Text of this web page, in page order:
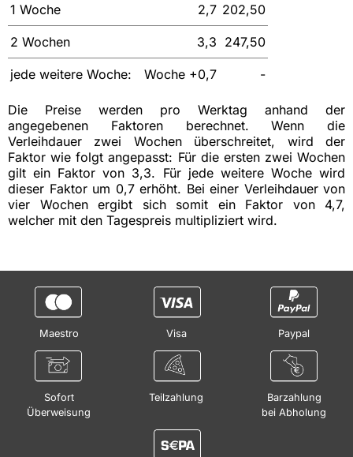
1 Woche 2,7 202,50
2 Wochen 3,3 247,50
jede weitere Woche: Woche +0,7 -
Die Preise werden pro Werktag anhand der
angegebenen Faktoren berechnet. Wenn die
Verleihdauer zwei Wochen überschreitet, wird der
Faktor wie folgt angepasst: Für die ersten zwei Wochen
gilt ein Faktor von 3,3. Für jede weitere Woche wird
dieser Faktor um 0,7 erhöht. Bei einer Verleihdauer von
vier Wochen ergibt sich somit ein Faktor von 4,7,
welcher mit den Tagespreis multipliziert wird.
Maestro Visa Paypal
Sofort
Überweisung
Teilzahlung
Barzahlung
bei Abholung